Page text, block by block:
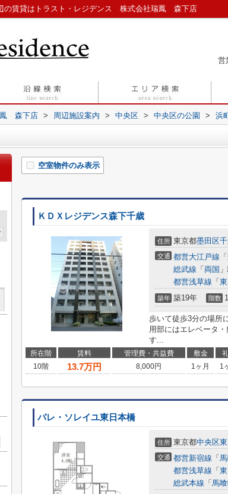
の賃貸はトラスト・レジデンス 株式会社瑞鳳 森下店
営
鳳 森下店 > 周辺施設案内 > 中央区 > 中央区の公園 > 浜
空室物件のみ表示
ＫＤＸレジデンス森下千歳
住所 東京都墨田区
交通 都営大江戸線 「
総武線 「 両国
都営浅草線 「
築年 築19年 階数
歩いて徒歩3分の場所
用部にはエレベータ
す...
所在階 賃料 管理費・共益費 敷金
10階
13.7万円 8,000円 1ヶ月 1
パレ・ソレイユ東日本橋
住所 東京都中央区
交通 都営新宿線 「
都営浅草線 「
総武本線 「 馬